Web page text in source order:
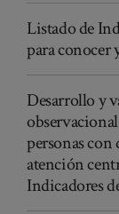
Listado de
para conocer
Desarrollo y
personas con
atención
Indicadores